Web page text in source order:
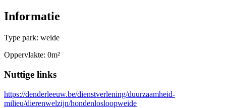
Informatie
Type park: weide
Oppervlakte: 0m²
Nuttige links
https://denderleeuw.be/dienstverlening/duurzaamheid-
milieu/dierenwelzijn/hondenlosloopweide